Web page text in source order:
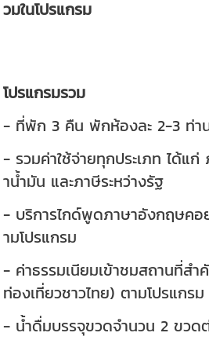
วมในโปรแกรม
โปรแกรมรวม
- ที่พัก 3 คืน พักห้องละ 2-3 ท่า
- รวมค่าใช้จ่ายทุกประเภท ได้แ
าน้ำมัน และภาษีระหว่างรัฐ
- บริการไกด์พูดภาษาอังกฤษคอ
ามโปรแกรม
- ค่าธรรมเนียมเข้าชมสถานที่ส
ท่องเที่ยวชาวไทย) ตามโปรแกรม
- น้ำดื่มบรรจุขวดจำนวน 2 ขวด